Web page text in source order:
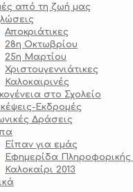
από τη ζωή μας
Αποκριάτικες
28η Οκτωβρίου
25η Μαρτίου
Χριστουγεννιάτικες
Καλοκαιρινές
στο Σχολείο
Εκδρομές
Δράσεις
Είπαν για εμάς
Εφημερίδα Πληροφορικής
Καλοκαίρι 2013